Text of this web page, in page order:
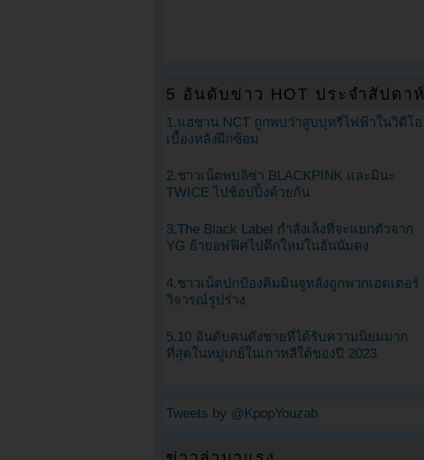
5 อันดับข่าว HOT ประจำสัปดาห์
1.แฮชาน NCT ถูกพบว่าสูบบุหรี่ไฟฟ้าในวิดีโอ
เบื้องหลังฝึกซ้อม
2.ชาวเน็ตพบลิซ่า BLACKPINK และมินะ
TWICE ไปช้อปปิ้งด้วยกัน
3.The Black Label กำลังเล็งที่จะแยกตัวจาก
YG ย้ายอฟฟิศไปตึกใหม่ในฮันนัมดง
4.ชาวเน็ตปกป้องคิมมินจูหลังถูกพวกเฮดเตอร์
วิจารณ์รูปร่าง
5.10 อันดับคนดังชายที่ได้รับความนิยมมาก
ที่สุดในหมู่เกย์ในเกาหลีใต้ของปี 2023
Tweets by @KpopYouzab